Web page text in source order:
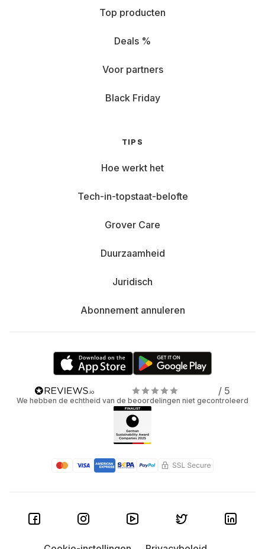
Top producten
Deals %
Voor partners
Black Friday
TIPS
Hoe werkt het
Tech-in-topstaat-belofte
Grover Care
Duurzaamheid
Juridisch
Abonnement annuleren
/ 5
We hebben de echtheid van de beoordelingen niet gecontroleerd